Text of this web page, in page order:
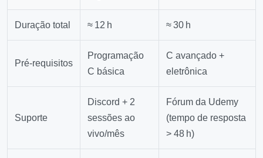
Duração total ≈ 12 h ≈ 30 h
Pré‑requisitos
Programação
C básica
C avançado +
eletrônica
Suporte
Discord + 2
sessões ao
vivo/mês
Fórum da Udemy
(tempo de resposta
> 48 h)